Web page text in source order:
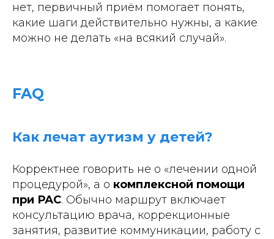
нет, первичный приём помогает понять,
какие шаги действительно нужны, а какие
можно не делать «на всякий случай».
FAQ
Как лечат аутизм у детей?
Корректнее говорить не о «лечении одной
процедурой», а о комплексной помощи
при РАС. Обычно маршрут включает
консультацию врача, коррекционные
занятия, развитие коммуникации, работу с